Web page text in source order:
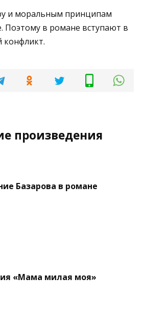
и моральным принципам
Поэтому в романе вступают в
произведения
Базарова в романе
«Мама милая моя»